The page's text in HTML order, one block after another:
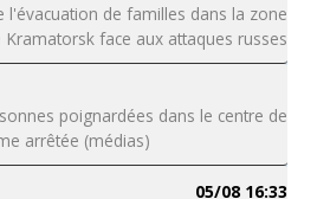
l'évacuation de familles dans la zone
Kramatorsk face aux attaques russes
poignardées dans le centre de
arrêtée (médias)
05/08 16:33